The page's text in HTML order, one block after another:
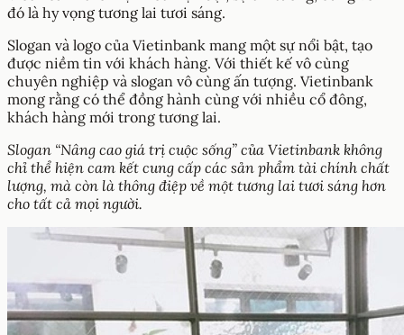
đó là hy vọng tương lai tươi sáng.
Slogan và logo của Vietinbank mang một sự nổi bật, tạo
được niềm tin với khách hàng. Với thiết kế vô cùng
chuyên nghiệp và slogan vô cùng ấn tượng. Vietinbank
mong rằng có thể đồng hành cùng với nhiều cổ đông,
khách hàng mới trong tương lai.
Slogan “Nâng cao giá trị cuộc sống” của Vietinbank không
chỉ thể hiện cam kết cung cấp các sản phẩm tài chính chất
lượng, mà còn là thông điệp về một tương lai tươi sáng hơn
cho tất cả mọi người.